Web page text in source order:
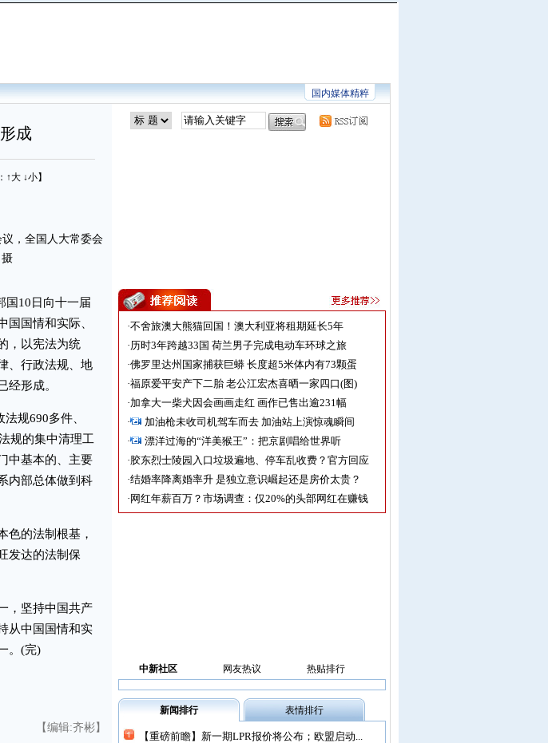
国内媒体精粹
成
↑大 ↓小】
，全国人大常委会
摄
10日向十一届
国国情和实际、
，以宪法为统
、行政法规、地
经形成。
规690多件、
规的集中清理工
中基本的、主要
内部总体做到科
的法制根基，
发达的法制保
，坚持中国共产
从中国国情和实
。(完)
【编辑:齐彬】
·不舍旅澳大熊猫回国！澳大利亚将租期延长5年
·历时3年跨越33国 荷兰男子完成电动车环球之旅
·佛罗里达州国家捕获巨蟒 长度超5米体内有73颗蛋
·福原爱平安产下二胎 老公江宏杰喜晒一家四口(图)
·加拿大一柴犬因会画画走红 画作已售出逾231幅
·
加油枪未收司机驾车而去 加油站上演惊魂瞬间
·
漂洋过海的“洋美猴王”：把京剧唱给世界听
·胶东烈士陵园入口垃圾遍地、停车乱收费？官方回应
·结婚率降离婚率升 是独立意识崛起还是房价太贵？
· 网红年薪百万？市场调查：仅20%的头部网红在赚钱
中新社区 网友热议 热贴排行
新闻排行 表情排行
【重磅前瞻】新一期LPR报价将公布；欧盟启动...